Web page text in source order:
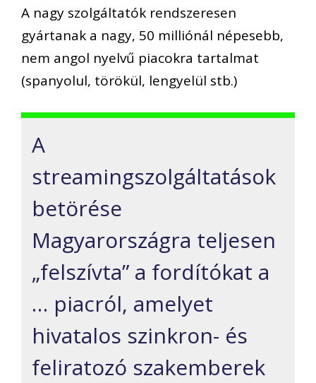
A nagy szolgáltatók rendszeresen
gyártanak a nagy, 50 milliónál népesebb,
nem angol nyelvű piacokra tartalmat
(spanyolul, törökül, lengyelül stb.)
A
streamingszolgáltatások
betörése
Magyarországra teljesen
„felszívta” a fordítókat a
… piacról, amelyet
hivatalos szinkron- és
feliratozó szakemberek